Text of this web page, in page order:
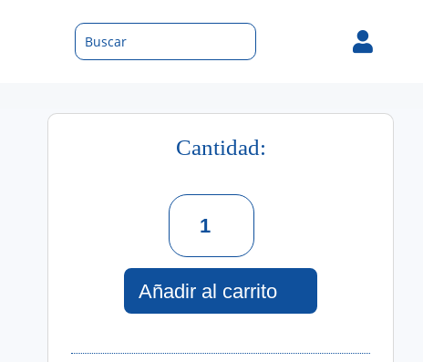

Cantidad:
Unique
De
Toilette
For
Ml
Añadir al carrito